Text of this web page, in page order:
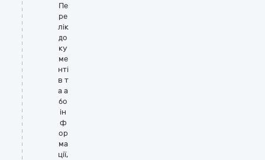
Пе
ре
лік
до
ку
ме
нті
в т
а а
бо
ін
ф
ор
ма
ції,